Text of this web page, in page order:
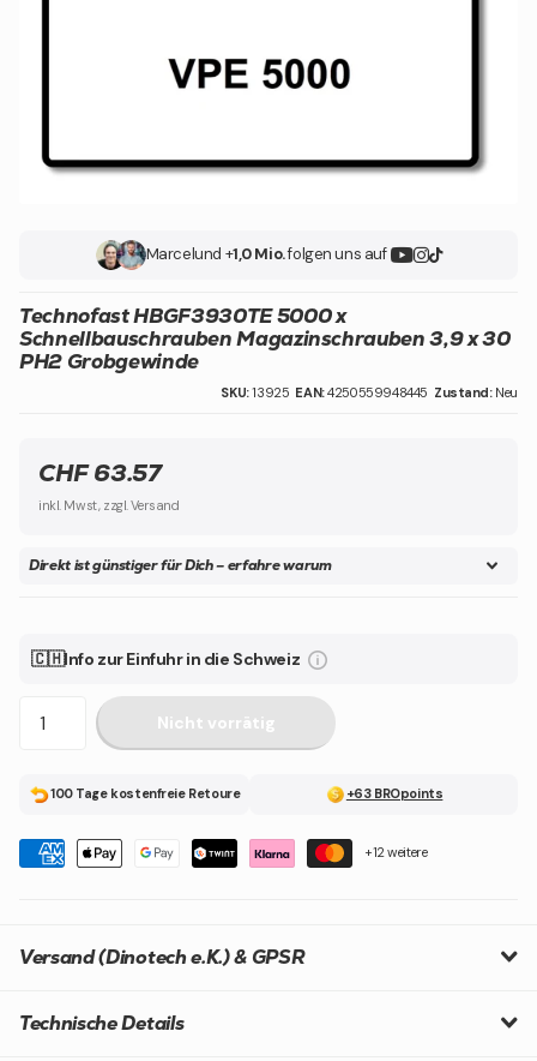
Marcelund +1,0 Mio.folgen uns auf
Technofast HBGF3930TE 5000 x
Schnellbauschrauben Magazinschrauben 3,9 x 30
PH2 Grobgewinde
SKU:13925 EAN:4250559948445 Zustand: Neu
CHF 63.57
inkl. Mwst, zzgl. Versand
Direkt ist günstiger für Dich – erfahre warum
🇨🇭Info zur Einfuhr in die Schweiz
Nicht vorrätig
100 Tage kostenfreie Retoure +63 BROpoints
+12 weitere
Versand (Dinotech e.K.) & GPSR
Technische Details